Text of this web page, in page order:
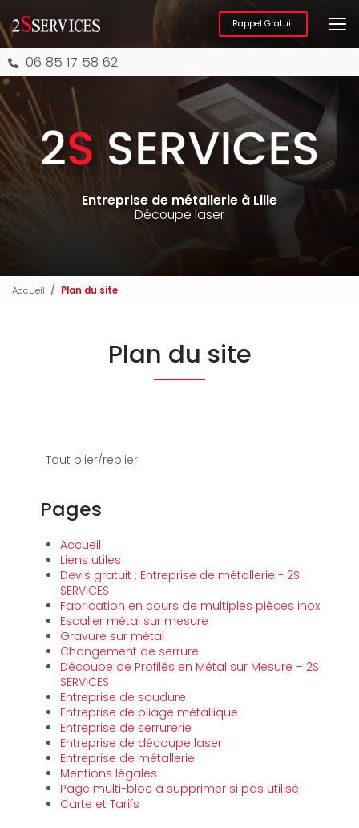
au
contenu
principal06 85 17 58 62
Rappel Gratuit
Entreprise de métallerie à Lille
Découpe laser
Accueil Plan du site
Plan du site
Tout plier/replier
Pages
Accueil
Liens utiles
Devis gratuit : Entreprise de métallerie - 2S
SERVICES
Fabrication en cours de multiples pièces inox
Escalier métal sur mesure
Gravure sur métal
Changement de serrure
Découpe de Profilés en Métal sur Mesure – 2S
SERVICES
Entreprise de soudure
Entreprise de pliage métallique
Entreprise de serrurerie
Entreprise de découpe laser
Entreprise de métallerie
Mentions légales
Page multi-bloc à supprimer si pas utilisé
Carte et Tarifs